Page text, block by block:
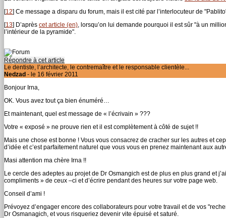
[12] Ce message a disparu du forum, mais il est cité par l’interlocuteur de
[13] D’après cet article (en), lorsqu’on lui demande pourquoi il est sûr "à un
l’intérieur de la pyramide".
Répondre à cet article
Le dentiste, l’architecte, le contremaître et le responsable clientèle...
Nedzad - le 16 février 2011
Bonjour Irna,
OK. Vous avez tout ça bien énuméré…
Et maintenant, quel est message de « l’écrivain » ???
Votre « exposé » ne prouve rien et il est complètement à côté de sujet !!
Mais une chose est bonne ! Vous vous consacrez de cracher sur les autres et
d’idée et c’est parfaitement naturel que vous vous en prenez maintenant aux
Masi attention ma chère Irna !!
Le cercle des adeptes au projet de Dr Osmangich est de plus en plus grand et
compliments » de ceux –ci et d’écrire pendant des heures sur votre page web.
Conseil d’ami !
Prévoyez d’engager encore des collaborateurs pour votre travail et de vos
Dr Osmanagich, et vous risqueriez devenir vite épuisé et saturé.